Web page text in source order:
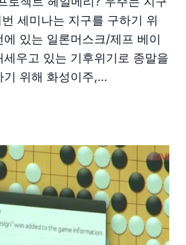
세미나는 지구를 구하기 위
있는 일론머스크/제프 베이
우고 있는 기후위기로 종말을
기 위해 화성이주,…